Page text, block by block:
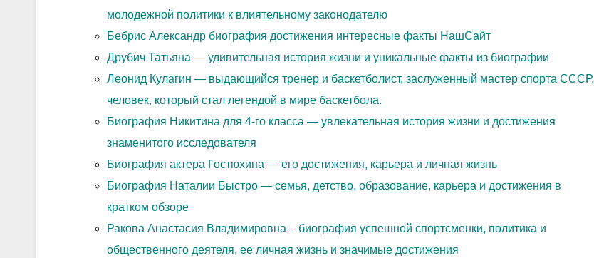
молодежной политики к влиятельному законодателю
Бебрис Александр биография достижения интересные факты НашСайт
Друбич Татьяна — удивительная история жизни и уникальные факты из биографии
Леонид Кулагин — выдающийся тренер и баскетболист, заслуженный мастер спорта СССР,
человек, который стал легендой в мире баскетбола.
Биография Никитина для 4-го класса — увлекательная история жизни и достижения
знаменитого исследователя
Биография актера Гостюхина — его достижения, карьера и личная жизнь
Биография Наталии Быстро — семья, детство, образование, карьера и достижения в
кратком обзоре
Ракова Анастасия Владимировна – биография успешной спортсменки, политика и
общественного деятеля, ее личная жизнь и значимые достижения